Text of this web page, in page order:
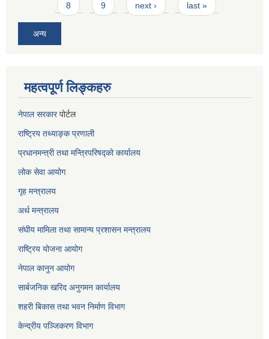
8 9 next › last »
अन्य
महत्वपूर्ण लिङ्कहरु
नेपाल सरकारपोर्टल
राष्ट्रिय तथ्याङ्क प्रणाली
प्रधानमन्त्री तथा मन्त्रिपरिषद्को कार्यालय
लोक सेवाआयोग
गृह मन्त्रालय
अर्थ मन्त्रालय
संघीय मामिला तथा सामान्य प्रशासन मन्त्रालय
राष्ट्रिय योजना आयोग
नेपाल कानुन आयोग
सार्बजनिक खरिद अनुगमन कार्यालय
शहरी बिकास तथा भवन निर्माण विभाग
केन्द्रीय पञ्जिकरण विभाग